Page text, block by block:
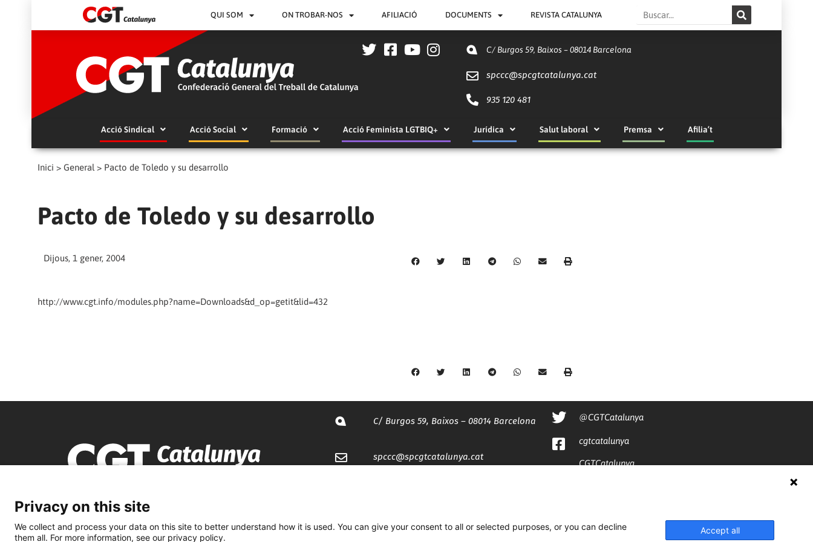
QUI SOM ON TROBAR-NOS AFILIACIÓ DOCUMENTS REVISTA CATALUNYA Search
C/ Burgos 59, Baixos – 08014 Barcelona
spccc@spcgtcatalunya.cat
935 120 481
Acció Sindical Acció Social Formació Acció Feminista LGTBIQ+ Jurídica Salut laboral Premsa Afilia’t
Inici > General > Pacto de Toledo y su desarrollo
Pacto de Toledo y su desarrollo
Dijous, 1 gener, 2004
http://www.cgt.info/modules.php?name=Downloads&d_op=getit&lid=432
C/ Burgos 59, Baixos – 08014 Barcelona
spccc@spcgtcatalunya.cat
@CGTCatalunya
cgtcatalunya
CGTCatalunya
Privacy on this site
We collect and process your data on this site to better understand how it is used. You can give your consent to all or selected purposes, or you can decline
them all. For more information, see our privacy policy.
Accept all